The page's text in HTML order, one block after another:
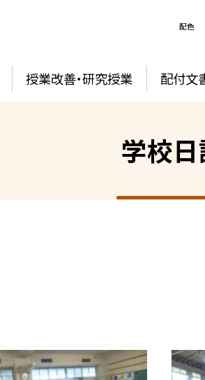
配色
授業改善・研究授業 配付文
学校